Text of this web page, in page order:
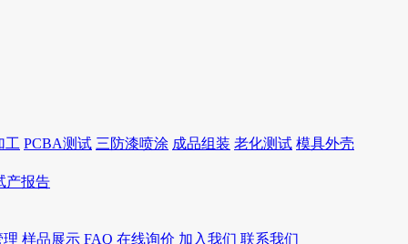
工 PCBA测试 三防漆喷涂 成品组装 老化测试 模具外壳
产报告
理 样品展示 FAQ 在线询价 加入我们 联系我们